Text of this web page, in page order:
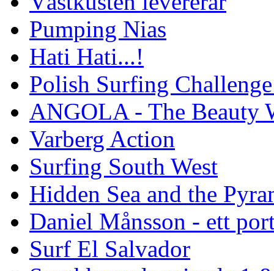
Pumping Nias
Hati Hati...!
Polish Surfing
ANGOLA - The Beauty
Varberg Action
Surfing South West
Hidden Sea and the
Daniel Månsson - ett
Surf El Salvador